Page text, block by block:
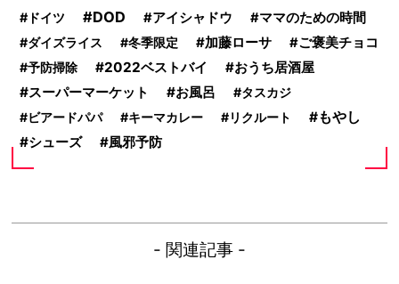
ドイツ DOD アイシャドウ ママのための時間
ダイズライス 冬季限定 加藤ローサ ご褒美チョコ
予防掃除 2022ベストバイ
おうち居酒屋
スーパーマーケット
お風呂
タスカジ
ビアードパパ
キーマカレー リクルート
もやし
シューズ
風邪予防
- 関連記事 -